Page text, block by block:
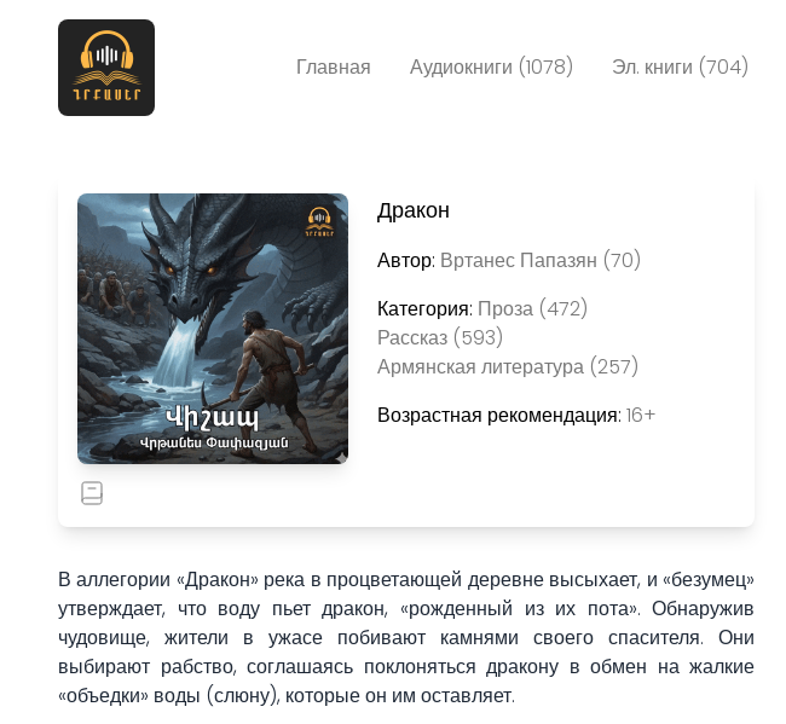
Главная Аудиокниги (1078) Эл. книги (704)
Дракон
Автор: Вртанес Папазян (70)
Категория: Проза (472)
Рассказ (593)
Армянская литература (257)
Возрастная рекомендация: 16+
В аллегории «Дракон» река в процветающей деревне высыхает, и «безумец»
утверждает, что воду пьет дракон, «рожденный из их пота». Обнаружив
чудовище, жители в ужасе побивают камнями своего спасителя. Они
выбирают рабство, соглашаясь поклоняться дракону в обмен на жалкие
«объедки» воды (слюну), которые он им оставляет.